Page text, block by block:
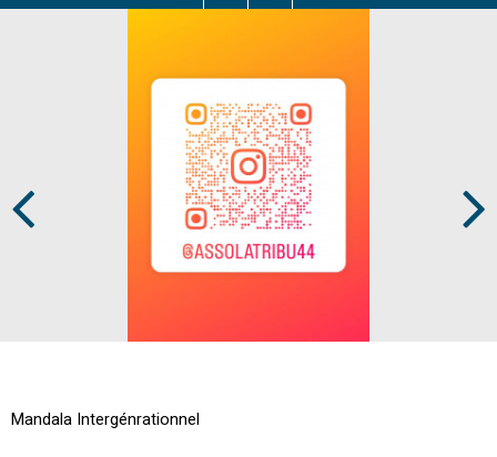
Mandala Intergénrationnel